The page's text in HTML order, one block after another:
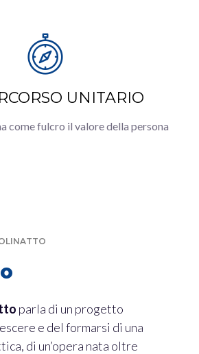
UNITARIO
come fulcro il valore della persona
parla di un progetto
e del formarsi di una
di un’opera nata oltre